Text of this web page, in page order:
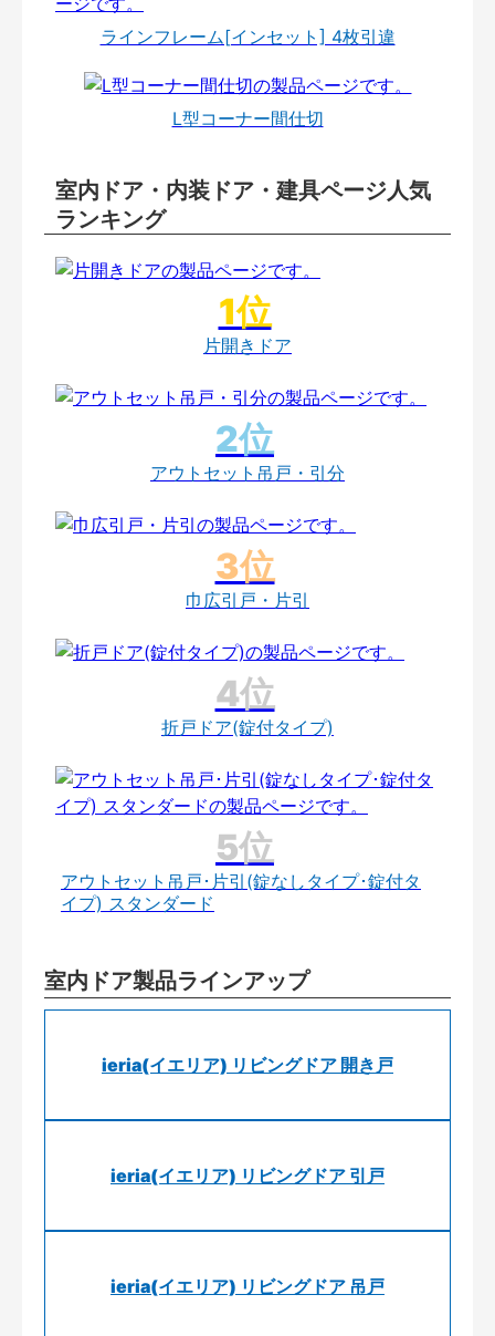
ラインフレーム[インセット] 4枚引違
L型コーナー間仕切
室内ドア・内装ドア・建具ページ人気
ランキング
片開きドア
アウトセット吊戸・引分
巾広引戸・片引
折戸ドア(錠付タイプ)
アウトセット吊戸･片引(錠なしタイプ･錠付タ
イプ) スタンダード
室内ドア製品ラインアップ
ieria(イエリア) リビングドア 開き戸
ieria(イエリア) リビングドア 引戸
ieria(イエリア) リビングドア 吊戸